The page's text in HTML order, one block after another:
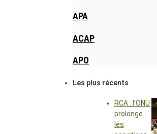
APA
ACAP
APO
Les plus récents
RCA : l’ONU
prolonge
les